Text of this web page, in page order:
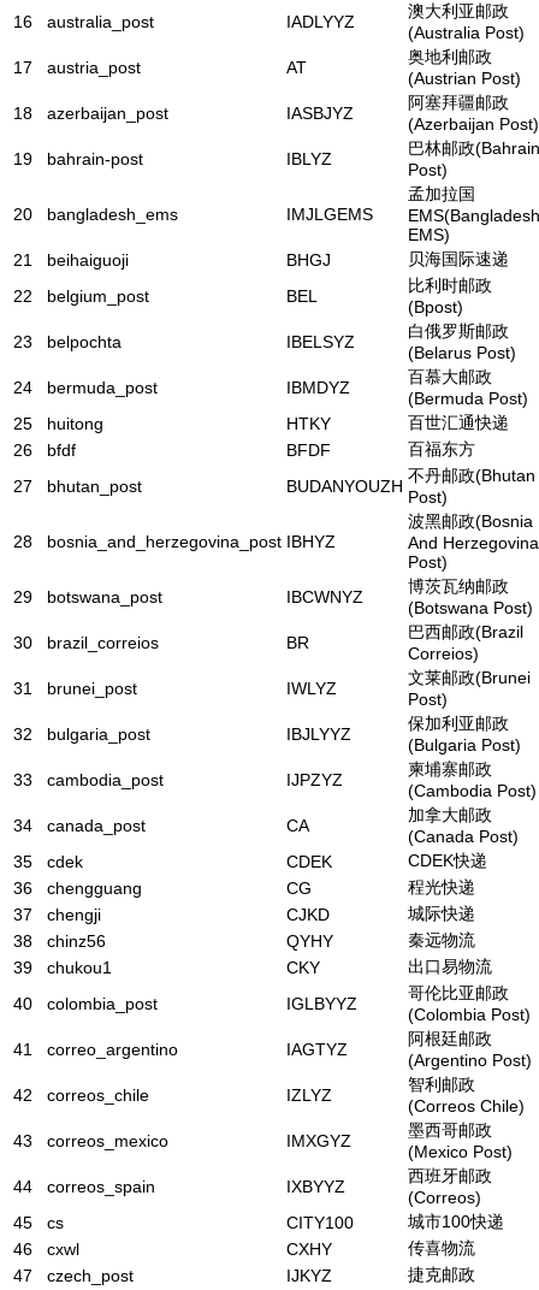
16
australia_post IADLYYZ
澳大利亚邮政
(Australia Post)
17
austria_post AT
奥地利邮政
(Austrian Post)
18
azerbaijan_post IASBJYZ
阿塞拜疆邮政
(Azerbaijan Post)
19
bahrain-post IBLYZ
巴林邮政(Bahrain
Post)
20 bangladesh_ems IMJLGEMS
孟加拉国
EMS(Bangladesh
EMS)
21
beihaiguoji BHGJ
贝海国际速递
22
belgium_post BEL
比利时邮政
(Bpost)
23
belpochta IBELSYZ
白俄罗斯邮政
(Belarus Post)
24
bermuda_post IBMDYZ
百慕大邮政
(Bermuda Post)
25
huitong HTKY
百世汇通快递
26
bfdf BFDF
百福东方
27
bhutan_post BUDANYOUZH
不丹邮政(Bhutan
Post)
28 bosnia_and_herzegovina_post IBHYZ
波黑邮政(Bosnia
And Herzegovina
Post)
29
botswana_post IBCWNYZ
博茨瓦纳邮政
(Botswana Post)
30
brazil_correios BR
巴西邮政(Brazil
Correios)
31
brunei_post IWLYZ
文莱邮政(Brunei
Post)
32
bulgaria_post IBJLYYZ
保加利亚邮政
(Bulgaria Post)
33
cambodia_post IJPZYZ
柬埔寨邮政
(Cambodia Post)
34
canada_post CA
加拿大邮政
(Canada Post)
35
cdek CDEK
CDEK快递
36
chengguang CG
程光快递
37
chengji CJKD
城际快递
38
chinz56 QYHY
秦远物流
39
chukou1 CKY
出口易物流
40
colombia_post IGLBYYZ
哥伦比亚邮政
(Colombia Post)
41
correo_argentino IAGTYZ
阿根廷邮政
(Argentino Post)
42
correos_chile IZLYZ
智利邮政
(Correos Chile)
43
correos_mexico IMXGYZ
墨西哥邮政
(Mexico Post)
44
correos_spain IXBYYZ
西班牙邮政
(Correos)
45
cs CITY100
城市100快递
46
cxwl CXHY
传喜物流
47
czech_post IJKYZ
捷克邮政